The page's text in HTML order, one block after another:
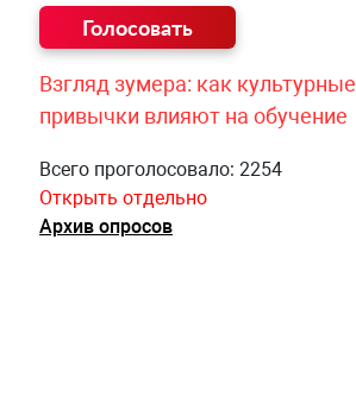
Взгляд зумера: как культурные
привычки влияют на обучение
Всего проголосовало: 2254
Открыть отдельно
Архив опросов